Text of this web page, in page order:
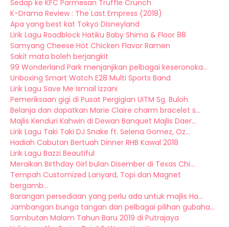
Sedap ke KFC Parmesan Truffle Crunch
K-Drama Review : The Last Empress (2018)
Apa yang best kat Tokyo Disneyland
Lirik Lagu Roadblock Hatiku Baby Shima & Floor 88
Samyang Cheese Hot Chicken Flavor Ramen
Sakit mata boleh berjangkit
99 Wonderland Park menjanjikan pelbagai keseronoka...
Unboxing Smart Watch E28 Multi Sports Band
Lirik Lagu Save Me Ismail Izzani
Pemeriksaan gigi di Pusat Pergigian UITM Sg. Buloh
Belanja dan dapatkan Marie Claire charm bracelet s...
Majlis Kenduri Kahwin di Dewan Banquet Majlis Daer...
Lirik Lagu Taki Taki DJ Snake ft. Selena Gomez, Oz...
Hadiah Cabutan Bertuah Dinner RHB Kawal 2018
Lirik Lagu Bazzi Beautiful
Meraikan Birthday Girl bulan Disember di Texas Chi...
Tempah Customized Lanyard, Topi dan Magnet
bergamb...
Barangan persediaan yang perlu ada untuk majlis Ha...
Jambangan bunga tangan dan pelbagai pilihan gubaha...
Sambutan Malam Tahun Baru 2019 di Putrajaya